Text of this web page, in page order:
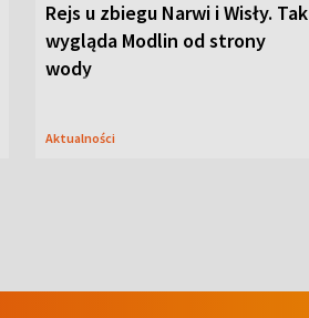
Rejs u zbiegu Narwi i Wisły. Tak
wygląda Modlin od strony
wody
Aktualności